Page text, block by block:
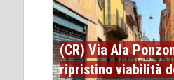
(CR) Via Ala
ripristino viabilità